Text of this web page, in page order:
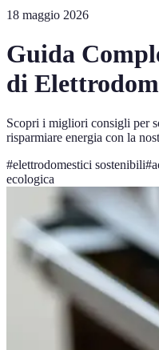
18 maggio 2026
Guida
di
Scopri i migliori consigli per
risparmiare energia con la
#elettrodomestici sostenibili#
ecologica